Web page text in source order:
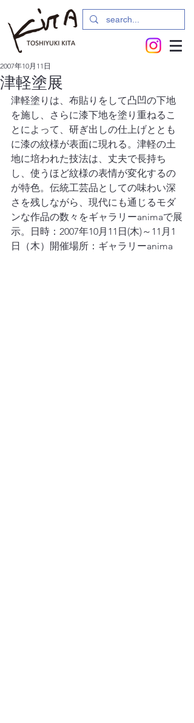
津軽塗展
2007年10月11日
津軽塗りは、布貼りをして凸凹の下地
を施し、さらに漆下地を塗り重ねるこ
とによって、研ぎ出しの仕上げととも
に漆の紋様が表面に現れる。津軽の土
地に培われた技法は、丈夫で長持ち
し、使うほど紋様の表情が変化するの
が特色。伝統工芸品としての味わい深
さを残しながら、現代にも通じるモダ
ンな作品の数々をギャラリーanimaで展
示。日時：2007年10月11日(木)～11月1
日（木）開催場所：ギャラリーanima